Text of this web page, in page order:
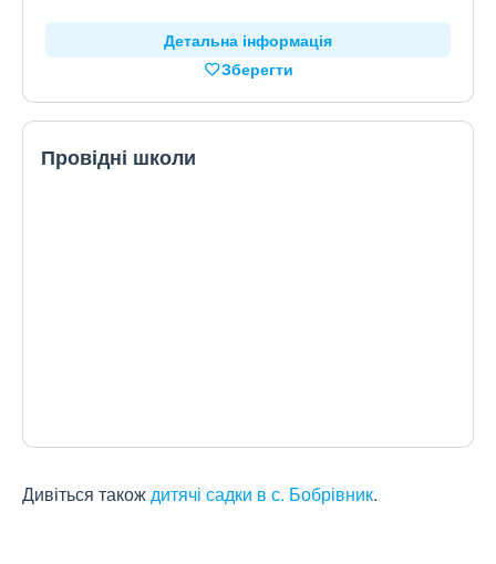
Детальна інформація
Зберегти
Провідні школи
Дивіться такождитячі садки в с. Бобрівник.